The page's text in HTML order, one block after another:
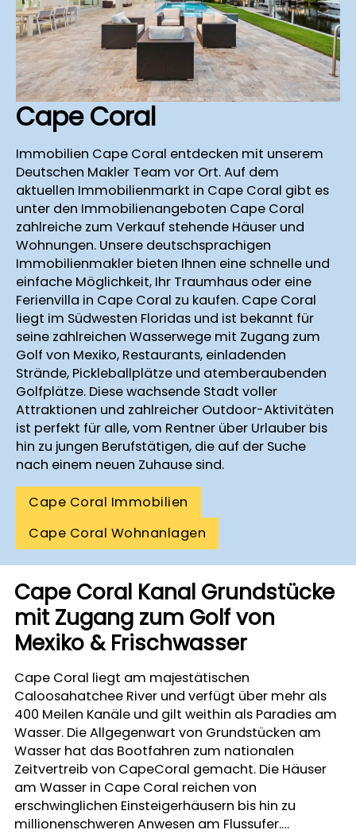
Cape Coral
Immobilien Cape Coral entdecken mit unserem
Deutschen Makler Team vor Ort. Auf dem
aktuellen Immobilienmarkt in Cape Coral gibt es
unter den Immobilienangeboten Cape Coral
zahlreiche zum Verkauf stehende Häuser und
Wohnungen. Unsere deutschsprachigen
Immobilienmakler bieten Ihnen eine schnelle und
einfache Möglichkeit, Ihr Traumhaus oder eine
Ferienvilla in Cape Coral zu kaufen. Cape Coral
liegt im Südwesten Floridas und ist bekannt für
seine zahlreichen Wasserwege mit Zugang zum
Golf von Mexiko, Restaurants, einladenden
Strände, Pickleballplätze und atemberaubenden
Golfplätze. Diese wachsende Stadt voller
Attraktionen und zahlreicher Outdoor-Aktivitäten
ist perfekt für alle, vom Rentner über Urlauber bis
hin zu jungen Berufstätigen, die auf der Suche
nach einem neuen Zuhause sind.
Cape Coral Immobilien
Cape Coral Wohnanlagen
Cape Coral Kanal Grundstücke
mit Zugang zum Golf von
Mexiko & Frischwasser
Cape Coral liegt am majestätischen
Caloosahatchee River und verfügt über mehr als
400 Meilen Kanäle und gilt weithin als Paradies am
Wasser. Die Allgegenwart von Grundstücken am
Wasser hat das Bootfahren zum nationalen
Zeitvertreib von CapeCoral gemacht. Die Häuser
am Wasser in Cape Coral reichen von
erschwinglichen Einsteigerhäusern bis hin zu
millionenschweren Anwesen am Flussufer.…